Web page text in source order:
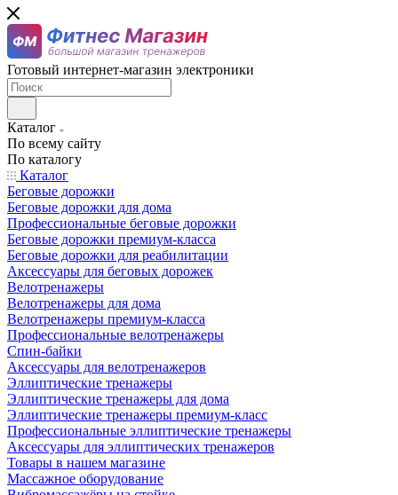
Готовый интернет-магазин электроники
Каталог
По всему сайту
По каталогу
Каталог
Беговые дорожки
Беговые дорожки для дома
Профессиональные беговые дорожки
Беговые дорожки премиум-класса
Беговые дорожки для реабилитации
Аксессуары для беговых дорожек
Велотренажеры
Велотренажеры для дома
Велотренажеры премиум-класса
Профессиональные велотренажеры
Спин-байки
Аксессуары для велотренажеров
Эллиптические тренажеры
Эллиптические тренажеры для дома
Эллиптические тренажеры премиум-класс
Профессиональные эллиптические тренажеры
Аксессуары для эллиптических тренажеров
Товары в нашем магазине
Массажное оборудование